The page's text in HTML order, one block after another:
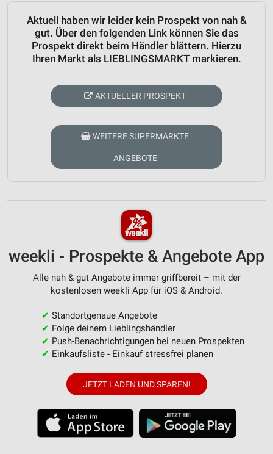
Aktuell haben wir leider kein Prospekt von nah &
gut. Über den folgenden Link können Sie das
Prospekt direkt beim Händler blättern. Hierzu
Ihren Markt als LIEBLINGSMARKT markieren.
AKTUELLER PROSPEKT
WEITERE SUPERMÄRKTE
ANGEBOTE
weekli - Prospekte & Angebote App
Alle nah & gut Angebote immer griffbereit – mit der
kostenlosen weekli App für iOS & Android.
✔ Standortgenaue Angebote
✔ Folge deinem Lieblingshändler
✔ Push-Benachrichtigungen bei neuen Prospekten
✔ Einkaufsliste - Einkauf stressfrei planen
JETZT LADEN UND SPAREN!